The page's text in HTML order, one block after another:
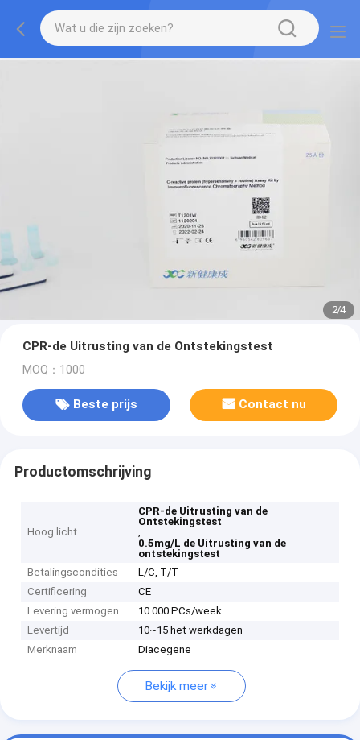
2/4
CPR-de Uitrusting van de Ontstekingstest
MOQ：1000
Beste prijs Contact nu
Productomschrijving
Hoog licht
CPR-de Uitrusting van de
Ontstekingstest
,
0.5mg/L de Uitrusting van de
ontstekingstest
Betalingscondities
L/C, T/T
Certificering
CE
Levering vermogen
10.000 PCs/week
Levertijd
10~15 het werkdagen
Merknaam
Diacegene
Bekijk meer